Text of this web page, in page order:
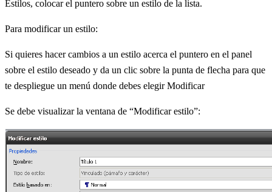
Estilos, colocar el puntero sobre un estilo de la lista.
Para modificar un estilo:
Si quieres hacer cambios a un estilo acerca el puntero en el panel
sobre el estilo deseado y da un clic sobre la punta de flecha para que
te despliegue un menú donde debes elegir Modificar
Se debe visualizar la ventana de “Modificar estilo”: